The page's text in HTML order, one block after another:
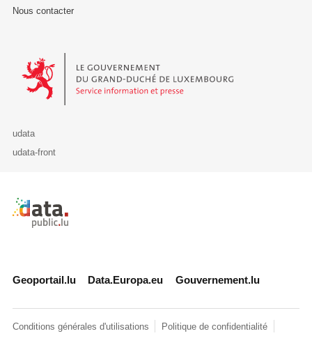
Nous contacter
Le Gouvernement du Grand-Duché de Luxembourg - Service
udata
udata-front
Retour à l'accueil de data.public.lu
Geoportail.lu Data.Europa.eu Gouvernement.lu
Conditions générales d'utilisations Politique de confidentialité